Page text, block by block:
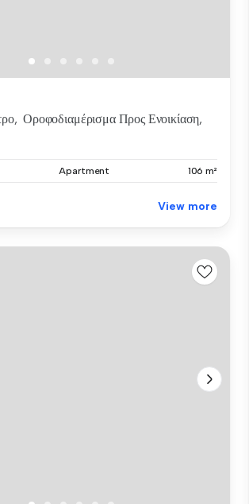
Οροφοδιαμέρισμα Προς Ενοικίαση,
Apartment 106 m²
View more